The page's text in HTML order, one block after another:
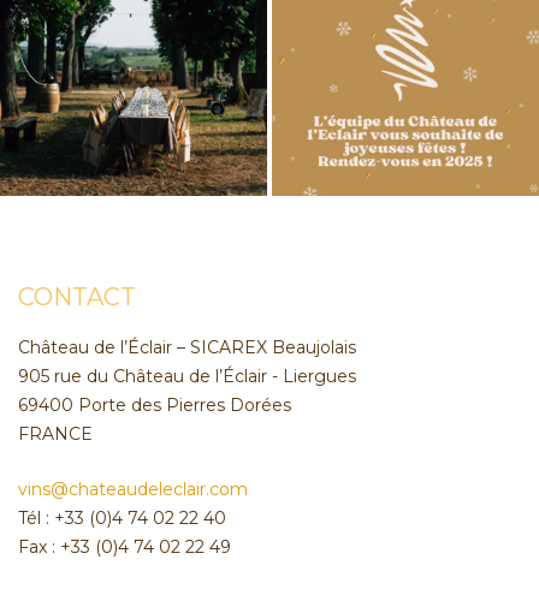
CONTACT
Château de l’Éclair – SICAREX Beaujolais
905 rue du Château de l’Éclair - Liergues
69400 Porte des Pierres Dorées
FRANCE
vins@chateaudeleclair.com
Tél : +33 (0)4 74 02 22 40
Fax : +33 (0)4 74 02 22 49